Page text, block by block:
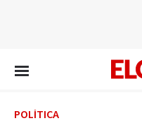
POLÍTICA